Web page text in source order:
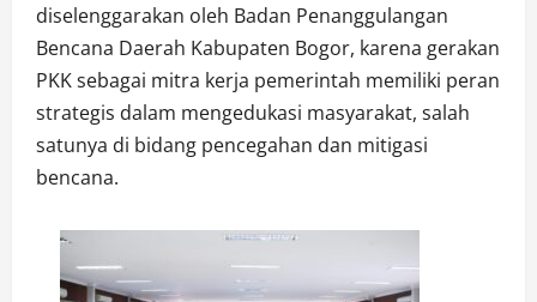
diselenggarakan oleh Badan Penanggulangan
Bencana Daerah Kabupaten Bogor, karena gerakan
PKK sebagai mitra kerja pemerintah memiliki peran
strategis dalam mengedukasi masyarakat, salah
satunya di bidang pencegahan dan mitigasi
bencana.